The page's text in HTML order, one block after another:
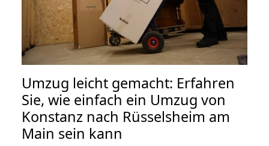
Umzug leicht gemacht: Erfahren
Sie, wie einfach ein Umzug von
Konstanz nach Rüsselsheim am
Main sein kann